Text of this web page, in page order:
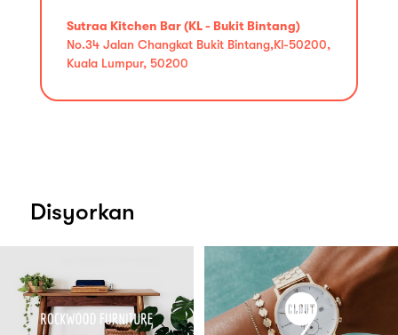
Sutraa Kitchen Bar (KL - Bukit Bintang)
No.34 Jalan Changkat Bukit Bintang,Kl-50200,
Kuala Lumpur, 50200
Disyorkan